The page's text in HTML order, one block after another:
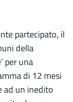
partecipato, il
della
per una
di 12 mesi
ad un inedito